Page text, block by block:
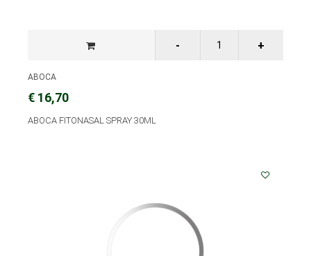
ABOCA
€ 16,70
ABOCA FITONASAL SPRAY 30ML